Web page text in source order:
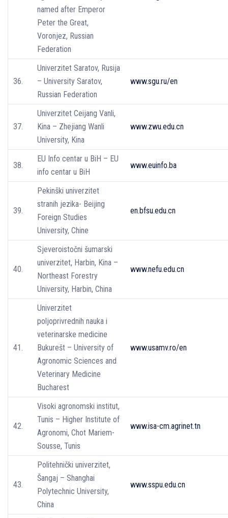
named after Emperor
Peter the Great,
Voronjez, Russian
Federation
36.
Univerzitet Saratov, Rusija
– University Saratov,
Russian Federation
www.sgu.ru/en
37.
Univerzitet Ceijang Vanli,
Kina – Zhejiang Wanli
University, Kina
www.zwu.edu.cn
38.
EU Info centar u BiH – EU
info centar u BiH
www.euinfo.ba
39.
Pekinški univerzitet
stranih jezika- Beijing
Foreign Studies
University, Chine
en.bfsu.edu.cn
40.
Sjeveroistočni šumarski
univerzitet, Harbin, Kina –
Northeast Forestry
University, Harbin, China
www.nefu.edu.cn
41.
Univerzitet
poljoprivrednih nauka i
veterinarske medicine
Bukurešt – University of
Agronomic Sciences and
Veterinary Medicine
Bucharest
www.usamv.ro/en
42.
Visoki agronomski institut,
Tunis – Higher Institute of
Agronomi, Chot Mariem-
Sousse, Tunis
www.isa-cm.agrinet.tn
43.
Politehnički univerzitet,
Šangaj – Shanghai
Polytechnic University,
China
www.sspu.edu.cn